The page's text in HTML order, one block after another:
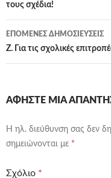
τους σχέδια!
ΕΠΌΜΕΝΕΣ ΔΗΜΟΣΙΕΎΣΕΙΣ
Ζ. Για τις σχολικές
ΑΦΉΣΤΕ ΜΙΑ
Η ηλ. διεύθυνση σας δεν
σημειώνονται με *
Σχόλιο *